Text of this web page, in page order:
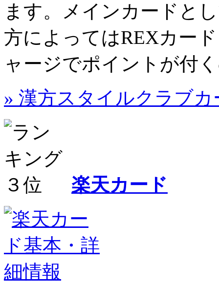
ます。メインカードと
方によってはREXカー
ャージでポイントが付
» 漢方スタイルクラブ
楽天カード